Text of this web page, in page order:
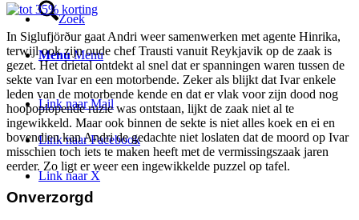
Zoek
Menu Menu
Link naar Mail
Link naar Facebook
Link naar X
In Siglufjörður gaat Andri weer samenwerken met agente Hinrika,
terwijl ook zijn oude chef Trausti vanuit Reykjavik op de zaak is
gezet. Het drietal ontdekt al snel dat er spanningen waren tussen de
sekte van Ivar en een motorbende. Zeker als blijkt dat Ivar enkele
leden van de motorbende kende en dat er vlak voor zijn dood nog
hoopoplopende ruzie was ontstaan, lijkt de zaak niet al te
ingewikkeld. Maar ook binnen de sekte is niet alles koek en ei en
bovendien kan Andri de gedachte niet loslaten dat de moord op Ivar
misschien toch iets te maken heeft met de vermissingszaak jaren
eerder. Zo ligt er weer een ingewikkelde puzzel op tafel.
Onverzorgd